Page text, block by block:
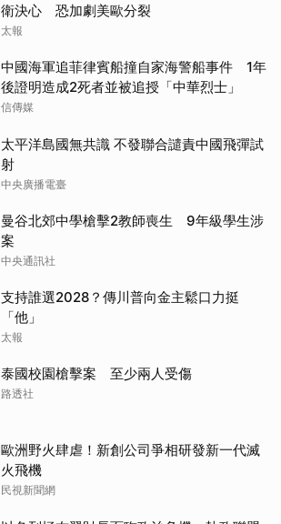
衛決心 恐加劇美歐分裂
太報
中國海軍追菲律賓船撞自家海警船事件 1年
後證明造成2死者並被追授「中華烈士」
信傳媒
太平洋島國無共識 不發聯合譴責中國飛彈試
射
中央廣播電臺
曼谷北郊中學槍擊2教師喪生 9年級學生涉
案
中央通訊社
支持誰選2028？傳川普向金主鬆口力挺
「他」
太報
泰國校園槍擊案 至少兩人受傷
路透社
歐洲野火肆虐！新創公司爭相研發新一代滅
火飛機
民視新聞網